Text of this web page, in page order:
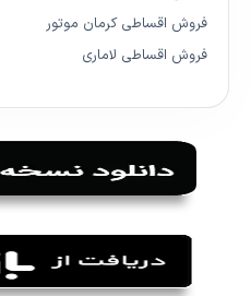
فروش اقساطی کرمان موتور
فروش اقساطی لاماری